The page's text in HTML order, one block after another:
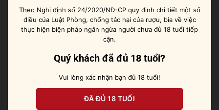
Nhiệt độ lý tưởng nhất để thưởng thức rượu là nhiệt
độ khoảng 4 – 6°C.
Ruoungoai247 hiện đang là đơn vị cung cấp rượu
vang Pizzolato Moscato Spumante Dolce Organic
giá ưu đãi, hãy liên hệ với Ruoungoai247 theo thông
Theo Nghị định số 24/2020/NĐ-CP quy định chi tiết một số
điều của Luật Phòng, chống tác hại của rượu, bia về việc
thực hiện biện pháp ngăn ngừa người chưa đủ 18 tuổi tiếp
cận.
Quý khách đã đủ 18 tuổi?
Vui lòng xác nhận bạn đủ 18 tuổi!
ĐÃ ĐỦ 18 TUỔI